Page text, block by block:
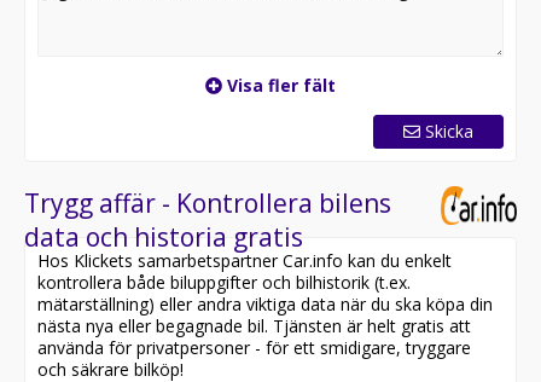
Visa fler fält
Skicka
Trygg affär - Kontrollera bilens
data och historia gratis
Hos Klickets samarbetspartner Car.info kan du enkelt
kontrollera både biluppgifter och bilhistorik (t.ex.
mätarställning) eller andra viktiga data när du ska köpa din
nästa nya eller begagnade bil. Tjänsten är helt gratis att
använda för privatpersoner - för ett smidigare, tryggare
och säkrare bilköp!